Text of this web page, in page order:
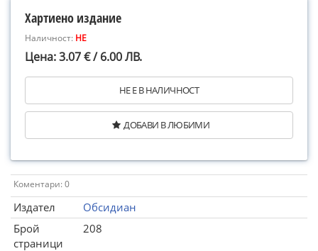
Хартиено издание
Наличност: НЕ
Цена: 3.07 € / 6.00 ЛВ.
НЕ Е В НАЛИЧНОСТ
ДОБАВИ В ЛЮБИМИ
Коментари: 0
Издател
Обсидиан
Брой
страници
208